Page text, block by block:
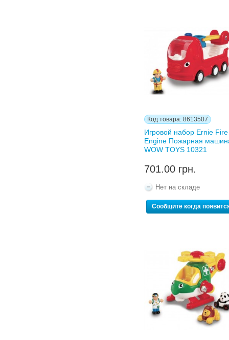
Код товара: 8613507
Игровой набор Ernie Fire
Engine Пожарная
WOW TOYS 10321
701.00 грн.
Нет на складе
Сообщите когда